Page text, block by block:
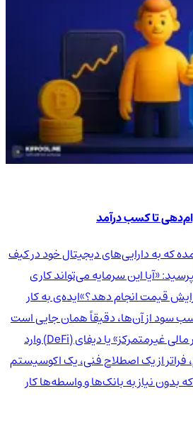
که به دارایی‌های دیجیتال خود در کیف
«آیا این سرمایه می‌تواند کاری
قیمت انجام دهد؟»ایده‌ی به کار
سود از آن‌ها، دقیقاً همان جایی است
که دنیای هیجان‌انگیز «امور مالی غیرمتمرکز» یا دیفای (DeFi) وارد
از یک اصطلاح فنی، یک اکوسیستم
نیاز به بانک‌ها و واسطه‌ها کار